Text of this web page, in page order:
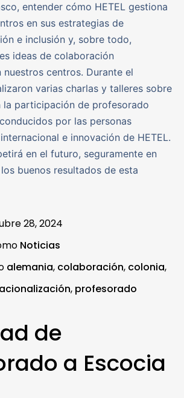
entender cómo HETEL gestiona
en sus estrategias de
e inclusión y, sobre todo,
ideas de colaboración
centros. Durante el
varias charlas y talleres sobre
la participación de profesorado
por las personas
e innovación de HETEL.
en el futuro, seguramente en
buenos resultados de esta
28, 2024
Noticias
alemania, colaboración, colonia,
, profesorado
de
a Escocia